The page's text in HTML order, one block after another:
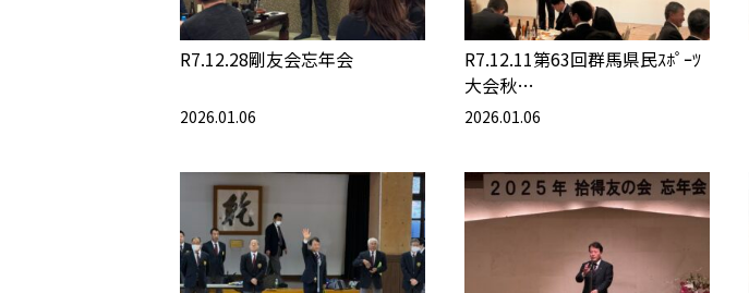
R7.12.28剛友会忘年会
2026.01.06
R7.12.11第63回群馬県民ｽﾎﾟｰﾂ
大会秋…
2026.01.06